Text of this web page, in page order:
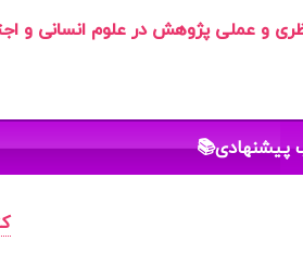
و عملی پژوهش در علوم انسانی و
پیشنهادی📚